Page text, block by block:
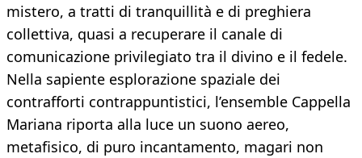
mistero, a tratti di tranquillità e di preghiera
collettiva, quasi a recuperare il canale di
comunicazione privilegiato tra il divino e il fedele.
Nella sapiente esplorazione spaziale dei
contrafforti contrappuntistici, l’ensemble Cappella
Mariana riporta alla luce un suono aereo,
metafisico, di puro incantamento, magari non